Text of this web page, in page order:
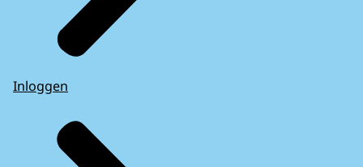
Inloggen